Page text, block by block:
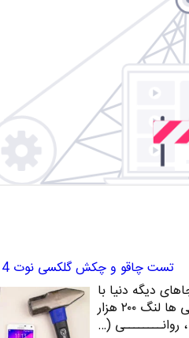
تست چاقو و چکش گلکسی نوت 4 سامسونگ
دیگه دنیا با
پول یه گلکسی نوت ۴ می تونن زندگی آروم تری داشته باشن . خیلی ها لنگ ۲۰۰ هزار
(…